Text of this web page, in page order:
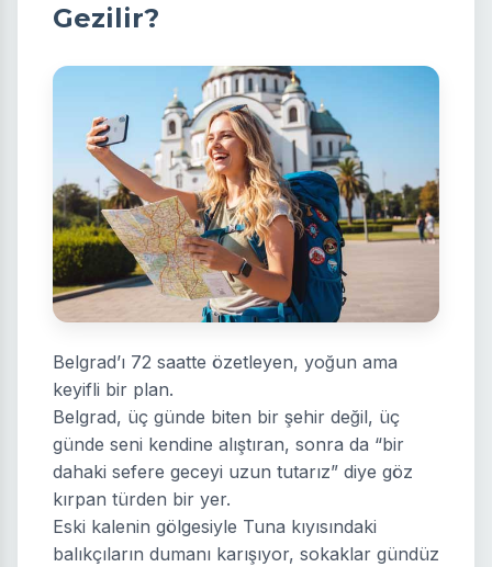
Gezilir?
Belgrad’ı 72 saatte özetleyen, yoğun ama
keyifli bir plan.
Belgrad, üç günde biten bir şehir değil, üç
günde seni kendine alıştıran, sonra da “bir
dahaki sefere geceyi uzun tutarız” diye göz
kırpan türden bir yer.
Eski kalenin gölgesiyle Tuna kıyısındaki
balıkçıların dumanı karışıyor, sokaklar gündüz